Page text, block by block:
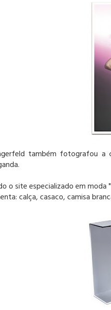
também fotografou a
o site especializado em
calça, casaco, camisa